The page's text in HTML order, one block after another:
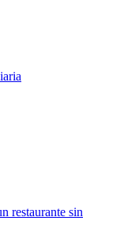
restaurante sin